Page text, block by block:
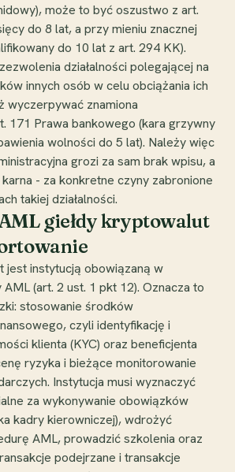
może to być oszustwo z art.
do 8 lat, a przy mieniu znacznej
do 10 lat z art. 294 KK).
działalności polegającej na
innych osób w celu obciążania ich
wyczerpywać znamiona
171 Prawa bankowego (kara grzywny
wolności do 5 lat). Należy więc
grozi za sam brak wpisu, a
- za konkretne czyny zabronione
takiej działalności.
giełdy kryptowalut
jest instytucją obowiązaną w
(art. 2 ust. 1 pkt 12). Oznacza to
stosowanie środków
czyli identyfikację i
klienta (KYC) oraz beneficjenta
ryzyka i bieżące monitorowanie
Instytucja musi wyznaczyć
za wykonywanie obowiązków
kadry kierowniczej), wdrożyć
AML, prowadzić szkolenia oraz
podejrzane i transakcje